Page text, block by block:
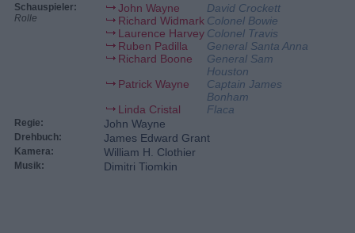
Schauspieler:
Rolle
John Wayne
David Crockett
Richard Widmark Colonel Bowie
Laurence Harvey Colonel Travis
Ruben Padilla
General Santa Anna
Richard Boone
General Sam
Houston
Patrick Wayne
Captain James
Bonham
Linda Cristal
Flaca
Regie: John Wayne
Drehbuch: James Edward Grant
Kamera: William H. Clothier
Musik: Dimitri Tiomkin